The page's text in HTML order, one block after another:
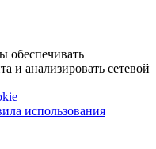
обеспечивать
и анализировать сетевой
использования